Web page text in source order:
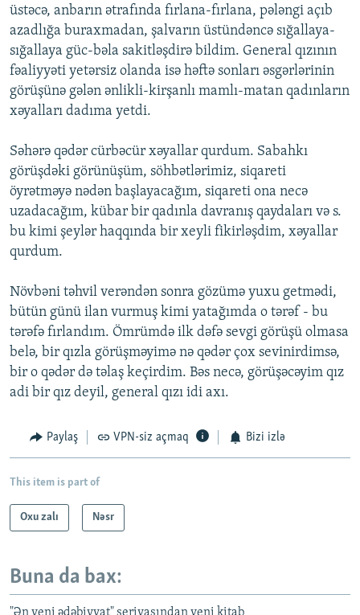
üstəcə, anbarın ətrafında fırlana-fırlana, pələngi açıb
azadlığa buraxmadan, şalvarın üstündəncə sığallaya-
sığallaya güc-bəla sakitləşdirə bildim. General qızının
fəaliyyəti yetərsiz olanda isə həftə sonları əsgərlərinin
görüşünə gələn ənlikli-kirşanlı mamlı-matan qadınların
xəyalları dadıma yetdi.
Səhərə qədər cürbəcür xəyallar qurdum. Sabahkı
görüşdəki görünüşüm, söhbətlərimiz, siqareti
öyrətməyə nədən başlayacağım, siqareti ona necə
uzadacağım, kübar bir qadınla davranış qaydaları və s.
bu kimi şeylər haqqında bir xeyli fikirləşdim, xəyallar
qurdum.
Növbəni təhvil verəndən sonra gözümə yuxu getmədi,
bütün günü ilan vurmuş kimi yatağımda o tərəf - bu
tərəfə fırlandım. Ömrümdə ilk dəfə sevgi görüşü olmasa
belə, bir qızla görüşməyimə nə qədər çox sevinirdimsə,
bir o qədər də təlaş keçirdim. Bəs necə, görüşəcəyim qız
adi bir qız deyil, general qızı idi axı.
Paylaş VPN-siz açmaq Bizi izlə
This item is part of
Oxu zalı Nəsr
Buna da bax: